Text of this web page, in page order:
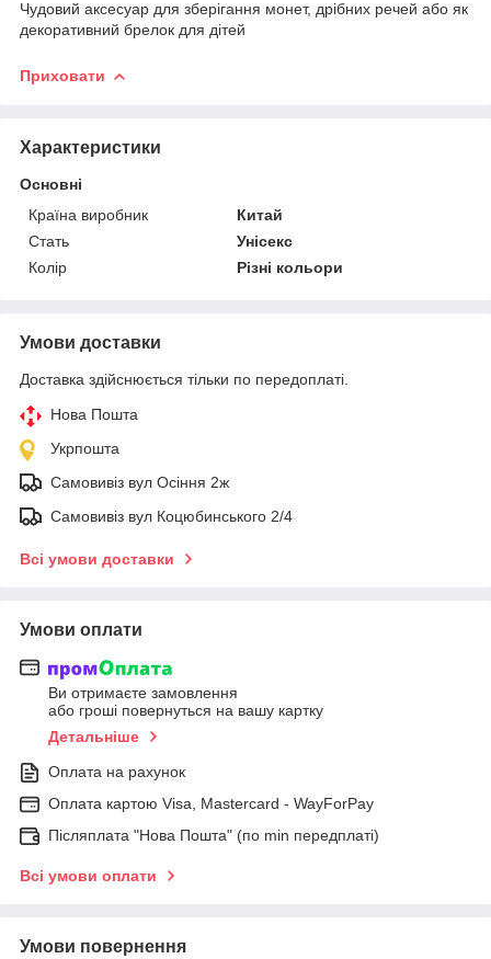
Чудовий аксесуар для зберігання монет, дрібних речей або як
декоративний брелок для дітей
Приховати
Характеристики
Основні
Країна виробник
Китай
Стать
Унісекс
Колір
Різні кольори
Умови доставки
Доставка здійснюється тільки по передоплаті.
Нова Пошта
Укрпошта
Самовивіз вул Осіння 2ж
Самовивіз вул Коцюбинського 2/4
Всі умови доставки
Умови оплати
Ви отримаєте замовлення
або гроші повернуться на вашу картку
Детальніше
Оплата на рахунок
Оплата картою Visa, Mastercard - WayForPay
Післяплата "Нова Пошта" (по min передплаті)
Всі умови оплати
Умови повернення